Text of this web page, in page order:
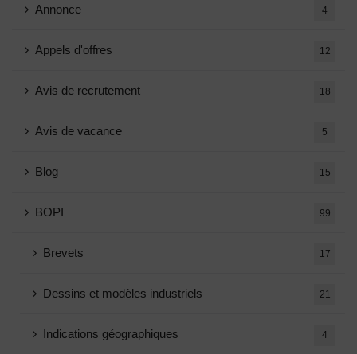
Annonce 4
Appels d'offres 12
Avis de recrutement 18
Avis de vacance 5
Blog 15
BOPI 99
Brevets 17
Dessins et modèles industriels 21
Indications géographiques 4